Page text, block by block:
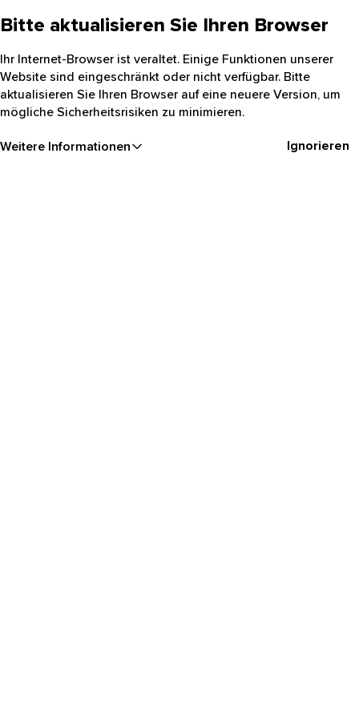
Bitte aktualisieren Sie Ihren Browser
Ihr Internet-Browser ist veraltet. Einige Funktionen unserer
Website sind eingeschränkt oder nicht verfügbar. Bitte
aktualisieren Sie Ihren Browser auf eine neuere Version, um
mögliche Sicherheitsrisiken zu minimieren.
Weitere Informationen Ignorieren